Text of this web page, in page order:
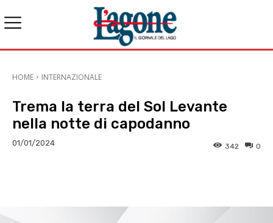
HOME INTERNAZIONALE
Trema la terra del Sol Levante
nella notte di capodanno
01/01/2024 0
342